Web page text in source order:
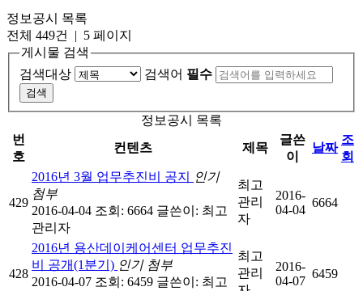
정보공시 목록
전체 449건
| 5 페이지
게시물 검색
검색대상
검색어 필수
정보공시 목록
번
호
컨텐츠 제목
글쓴
이
날짜
조
회
429
2016년 3월 업무추진비 공지
인기
첨부
2016-04-04 조회: 6664 글쓴이: 최고
관리자
최고
관리
자
2016-
04-04
6664
428
2016년 용산데이케어센터 업무추진
비 공개(1분기) 인기 첨부
2016-04-07 조회: 6459 글쓴이: 최고
최고
관리
2016-
04-07
6459